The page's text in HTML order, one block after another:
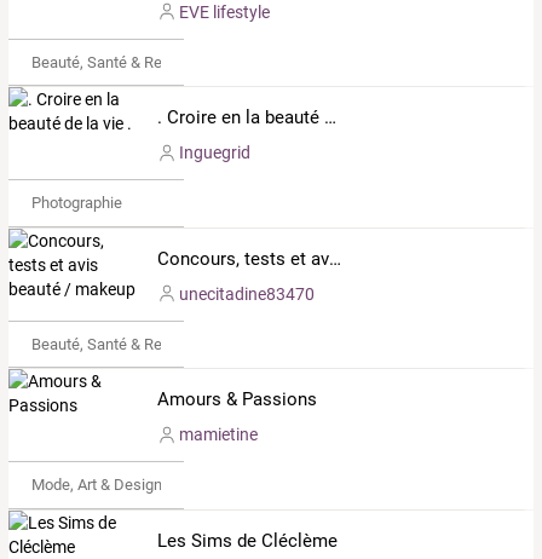
EVE lifestyle
Beauté, Santé & Remise en forme
. Croire en la beauté de la vie .
Inguegrid
Photographie
Concours, tests et avis beauté / makeup
unecitadine83470
Beauté, Santé & Remise en forme
Amours & Passions
mamietine
Mode, Art & Design
Les Sims de Cléclème